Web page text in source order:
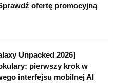
ofertę promocyjną
Unpacked 2026]
pierwszy krok w
interfejsu mobilnej AI